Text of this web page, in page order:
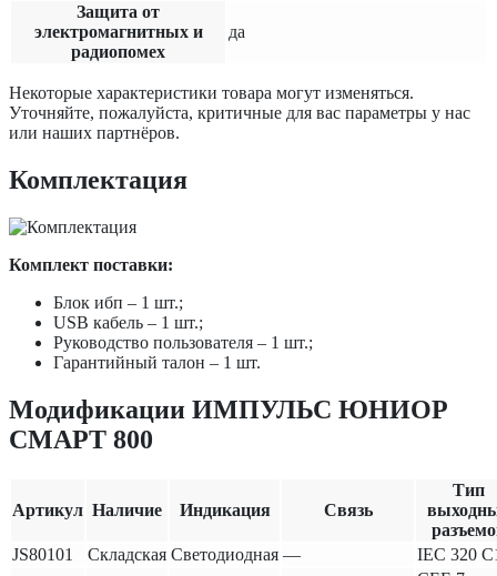
Защита от
электромагнитных и
радиопомех
да
Некоторые характеристики товара могут изменяться.
Уточняйте, пожалуйста, критичные для вас параметры у нас
или наших партнёров.
Комплектация
Комплект поставки:
Блок ибп – 1 шт.;
USB кабель – 1 шт.;
Руководство пользователя – 1 шт.;
Гарантийный талон – 1 шт.
Модификации ИМПУЛЬС ЮНИОР
СМАРТ 800
Артикул Наличие Индикация Связь
Тип
JS80101
Складская Светодиодная —
IEC 320